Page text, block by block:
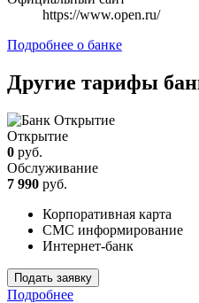
https://www.open.ru/
Подробнее о банке
Другие тарифы
Открытие
0 руб.
Обслуживание
7 990 руб.
Корпоративная карта
СМС информирование
Интернет-банк
Подать заявку
Подробнее